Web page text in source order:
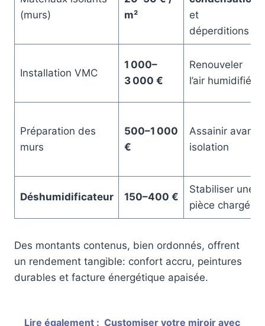
(murs)
m²
et
déperditions
Installation VMC
1 000–
3 000 €
Renouveler
l’air humidifié
Préparation des
murs
500–1 000
€
Assainir avant
isolation
Déshumidificateur 150–400 €
Stabiliser une
pièce chargée
Des montants contenus, bien ordonnés, offrent
un rendement tangible: confort accru, peintures
durables et facture énergétique apaisée.
Lire également : Customiser votre miroir avec